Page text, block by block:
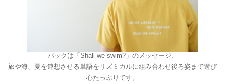
バックは「Shall we swim?」のメッセージ、
旅や海、夏を連想させる単語をリズミカルに組み合わせ後ろ姿まで遊び
心たっぷりです。